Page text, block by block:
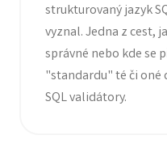
strukturovaný jazyk
vyznal. Jedna z cest,
správné nebo kde se
"standardu" té či oné
SQL validátory.